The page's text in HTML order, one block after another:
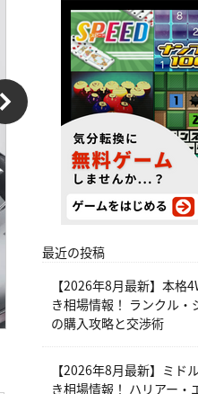
最近の投稿
【2026年8月最新】本格
き相場情報！ ランクル
の購入攻略と交渉術
【2026年8月最新】ミド
き相場情報！ ハリアー・